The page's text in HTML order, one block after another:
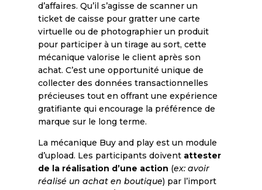
d’affaires. Qu’il s’agisse de scanner un
ticket de caisse pour gratter une carte
virtuelle ou de photographier un produit
pour participer à un tirage au sort, cette
mécanique valorise le client après son
achat. C’est une opportunité unique de
collecter des données transactionnelles
précieuses tout en offrant une expérience
gratifiante qui encourage la préférence de
marque sur le long terme.
La mécanique Buy and play est un module
d’upload. Les participants doivent attester
de la réalisation d’une action (ex: avoir
réalisé un achat en boutique) par l’import